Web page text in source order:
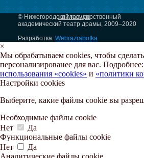
на главную
© Нижегородский государственный
академический театр драмы, 2009–2020
Разработка: Webrazrabotka
×
Мы обрабатываем cookies, чтобы
персонализированее для вас. Подробнее:
использования «cookies» и «политики
Настройки cookies
Выберите, какие файлы cookie вы
Необходимые файлы cookie
Нет
Да
Функциональные файлы cookie
Нет
Да
Аналитические файлы cookie